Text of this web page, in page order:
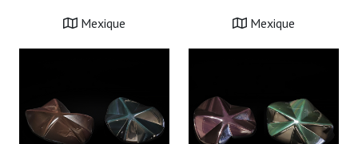
Mexique Mexique